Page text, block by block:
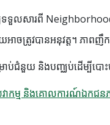
យទទួលសារពី
អាចត្រូវបានអនុវត្ត។ ភាពញឹ
ាប់ជំនួយ និងបញ្ឈប់ដើម្បីបោ
ាកម្ម និងគោលការណ៍ឯកជន